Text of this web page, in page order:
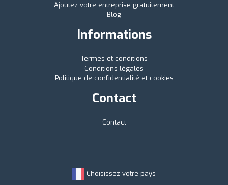
Ajoutez votre entreprise gratuitement
Blog
Informations
Termes et conditions
Conditions légales
Politique de confidentialité et cookies
Contact
Contact
Choisissez votre pays